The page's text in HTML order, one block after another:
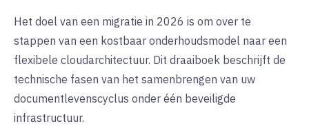
Het doel van een migratie in 2026 is om over te
stappen van een kostbaar onderhoudsmodel naar een
flexibele cloudarchitectuur. Dit draaiboek beschrijft de
technische fasen van het samenbrengen van uw
documentlevenscyclus onder één beveiligde
infrastructuur.